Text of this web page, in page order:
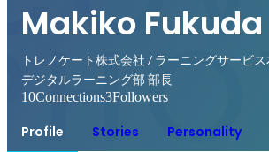
Makiko Fukuda
トレノケート株式会社 / ラーニングサービス
デジタルラーニング部 部長
10Connections3Followers
Profile Stories Personality